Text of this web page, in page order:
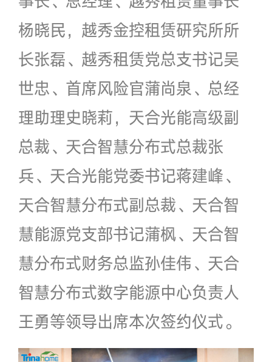
杨晓民，越秀金控租赁研究所所
长张磊、越秀租赁党总支书记吴
世忠、首席风险官蒲尚泉、总经
理助理史晓莉，天合光能高级副
总裁、天合智慧分布式总裁张
兵、天合光能党委书记蒋建峰、
天合智慧分布式副总裁、天合智
慧能源党支部书记蒲枫、天合智
慧分布式财务总监孙佳伟、天合
智慧分布式数字能源中心负责人
王勇等领导出席本次签约仪式。